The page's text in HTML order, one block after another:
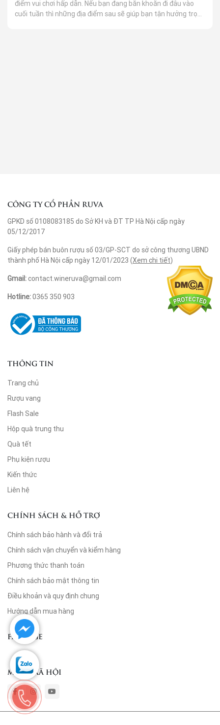
điểm vui chơi hấp dẫn. Nếu bạn đang băn khoăn đi đâu vào
cuối tuần thì những địa điểm sau sẽ giúp bạn tận hưởng trọn
CÔNG TY CỔ PHẦN RUVA
GPKD số 0108083185 do Sở KH và ĐT TP Hà Nội cấp ngày
05/12/2017
Giấy phép bán buôn rượu số 03/GP-SCT do sở công thương UBND
thành phố Hà Nội cấp ngày 12/01/2023 (Xem chi tiết)
Gmail:contact.wineruva@gmail.com
Hotline:0365 350 903
THÔNG TIN
Trang chủ
Rượu vang
Flash Sale
Hộp quà trung thu
Quà tết
Phụ kiện rượu
Kiến thức
Liên hệ
CHÍNH SÁCH & HỖ TRỢ
Chính sách bảo hành và đổi trả
Chính sách vận chuyển và kiểm hàng
Phương thức thanh toán
Chính sách bảo mật thông tin
Điều khoản và quy định chung
Hướng dẫn mua hàng
FANPAGE
MẠNG XÃ HỘI